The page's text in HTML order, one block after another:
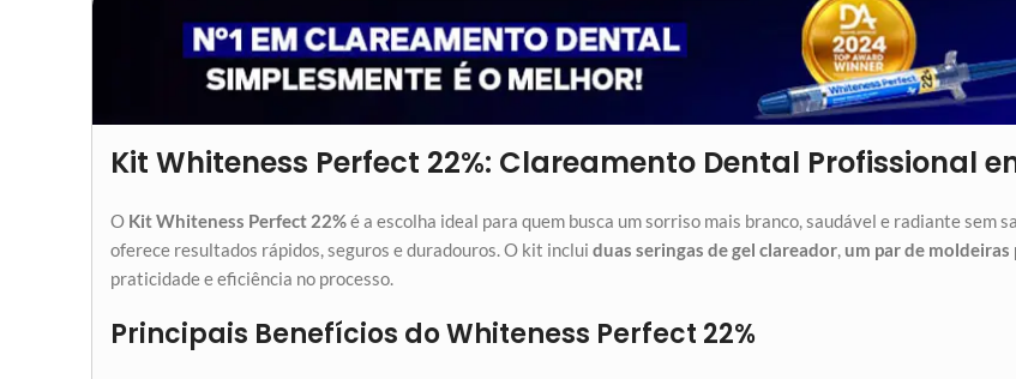
Kit Whiteness Perfect 22%: Clareamento Dental Profissional
O Kit Whiteness Perfect 22%é a escolha ideal para quem busca um sorriso mais branco, saudável e radiante sem
oferece resultados rápidos, seguros e duradouros. O kit inclui duas seringas de gel clareador,um par de moldeiras
praticidade e eficiência no processo.
Principais Benefícios do Whiteness Perfect 22%